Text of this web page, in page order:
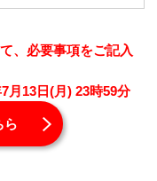
、必要事項をご記入
月13日(月) 23時59分
ら